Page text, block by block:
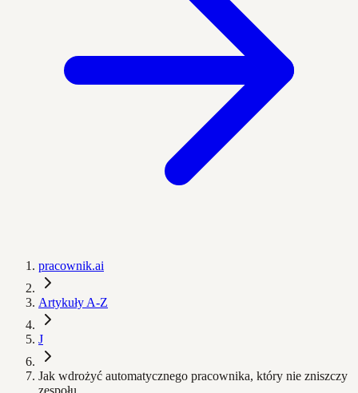
pracownik.ai
Artykuły A-Z
J
Jak wdrożyć automatycznego pracownika, który nie zniszczy
zespołu